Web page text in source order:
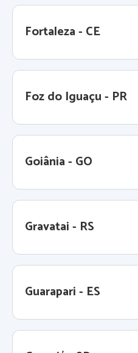
Fortaleza - CE
Foz do Iguaçu - PR
Goiânia - GO
Gravatai - RS
Guarapari - ES